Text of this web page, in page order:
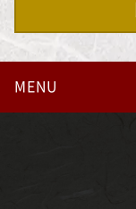
MENU